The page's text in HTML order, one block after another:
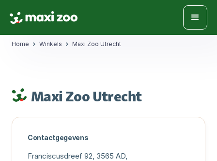
Home Winkels Maxi Zoo Utrecht
Maxi Zoo Utrecht
Contactgegevens
Franciscusdreef 92, 3565 AD,